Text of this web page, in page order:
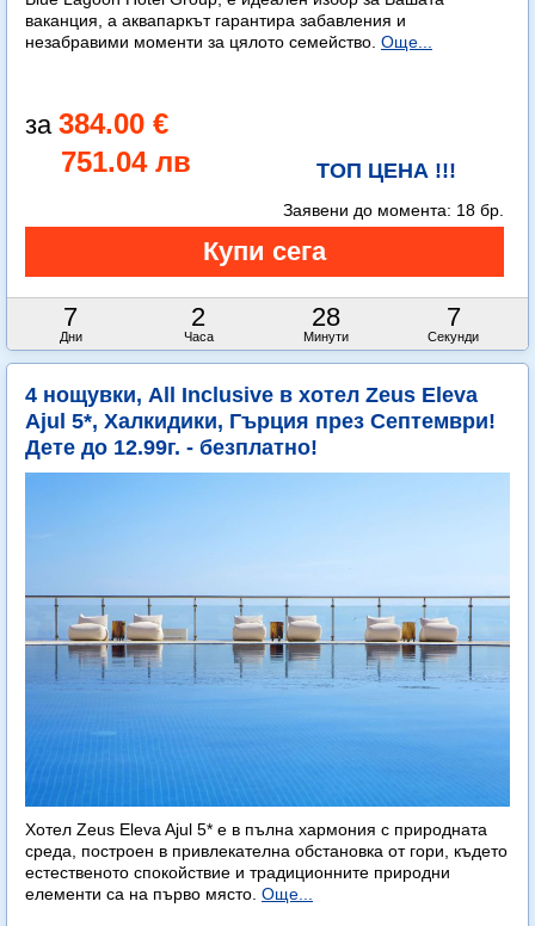
ваканция, а аквапаркът гарантира забавления и
незабравими моменти за цялото семейство. Още...
384.00 €
751.04 лв
ТОП ЦЕНА !!!
7
Дни
2
Часа
28
Минути
6
Секунди
Заявени до момента: 18 бр.
4 нощувки, All Inclusive в хотел Zeus Eleva
Ajul 5*, Халкидики, Гърция през Септември!
Дете до 12.99г. - безплатно!
Хотел Zeus Eleva Ajul 5* е в пълна хармония с природната
среда, построен в привлекателна обстановка от гори, където
естественото спокойствие и традиционните природни
елементи са на първо място. Още...